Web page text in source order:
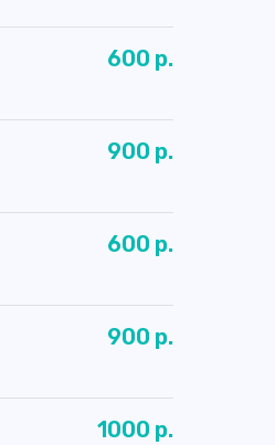
600 р.
900 р.
600 р.
900 р.
1000 р.